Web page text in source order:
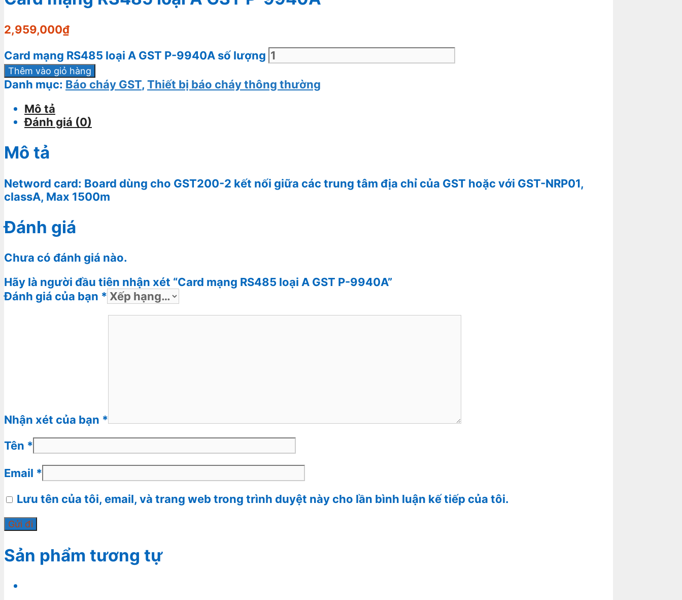
2,959,000₫
Card mạng RS485 loại A GST P-9940A số lượng
Thêm vào giỏ hàng
Danh mục: Báo cháy GST, Thiết bị báo cháy thông thường
Mô tả
Đánh giá (0)
Mô tả
Netword card: Board dùng cho GST200-2 kết nối giữa các trung tâm địa chỉ của GST hoặc với GST-NRP01,
classA, Max 1500m
Đánh giá
Chưa có đánh giá nào.
Hãy là người đầu tiên nhận xét “Card mạng RS485 loại A GST P-9940A”
Đánh giá của bạn *
Nhận xét của bạn *
Tên *
Email *
Lưu tên của tôi, email, và trang web trong trình duyệt này cho lần bình luận kế tiếp của tôi.
Sản phẩm tương tự